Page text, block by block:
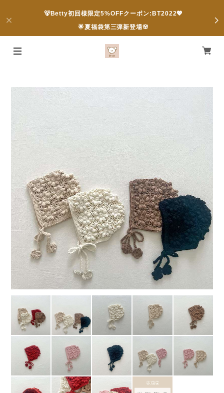
🐻Betty初回様限定5%OFFクーポン:BT2022💖
🌟夏福袋第三弾新登場🌸